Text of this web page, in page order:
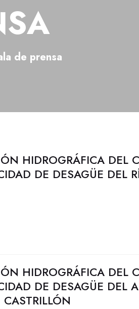
de prensa
HIDROGRÁFICA DEL
DE DESAGÜE DEL
HIDROGRÁFICA DEL
DE DESAGÜE DEL